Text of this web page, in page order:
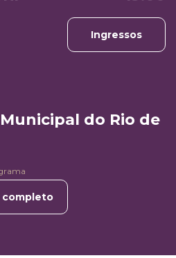
Ingressos
do Rio de
completo